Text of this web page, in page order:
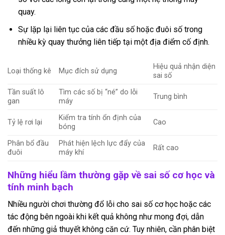
quay.
Sự lặp lại liên tục của các đầu số hoặc đuôi số trong
nhiều kỳ quay thưởng liên tiếp tại một địa điểm cố định.
Loại thống kê Mục đích sử dụng
Hiệu quả nhận diện
sai số
Tần suất lô
gan
Tìm các số bị “né” do lỗi
máy
Trung bình
Tỷ lệ rơi lại
Kiểm tra tính ổn định của
bóng
Cao
Phân bổ đầu
đuôi
Phát hiện lệch lực đẩy của
máy khí
Rất cao
Những hiểu lầm thường gặp về sai số cơ học và
tính minh bạch
Nhiều người chơi thường đổ lỗi cho sai số cơ học hoặc các
tác động bên ngoài khi kết quả không như mong đợi, dẫn
đến những giả thuyết không căn cứ. Tuy nhiên, cần phân biệt